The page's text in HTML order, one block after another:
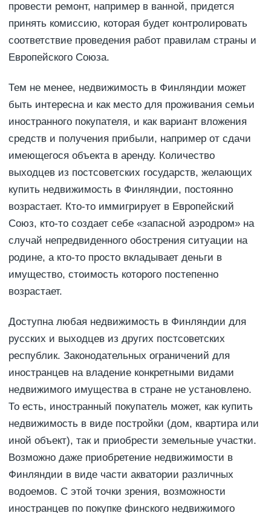
провести ремонт, например в ванной, придется
принять комиссию, которая будет контролировать
соответствие проведения работ правилам страны и
Европейского Союза.
Тем не менее, недвижимость в Финляндии может
быть интересна и как место для проживания семьи
иностранного покупателя, и как вариант вложения
средств и получения прибыли, например от сдачи
имеющегося объекта в аренду. Количество
выходцев из постсоветских государств, желающих
купить недвижимость в Финляндии, постоянно
возрастает. Кто-то иммигрирует в Европейский
Союз, кто-то создает себе «запасной аэродром» на
случай непредвиденного обострения ситуации на
родине, а кто-то просто вкладывает деньги в
имущество, стоимость которого постепенно
возрастает.
Доступна любая недвижимость в Финляндии для
русских и выходцев из других постсоветских
республик. Законодательных ограничений для
иностранцев на владение конкретными видами
недвижимого имущества в стране не установлено.
То есть, иностранный покупатель может, как купить
недвижимость в виде постройки (дом, квартира или
иной объект), так и приобрести земельные участки.
Возможно даже приобретение недвижимости в
Финляндии в виде части акватории различных
водоемов. С этой точки зрения, возможности
иностранцев по покупке финского недвижимого